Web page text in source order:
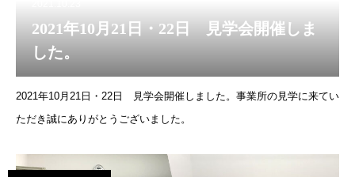
2021年10月21日・22日 見学会開催しま
した。
2021年10月21日・22日 見学会開催しました。事業所の見学に来てい
ただき誠にありがとうございました。